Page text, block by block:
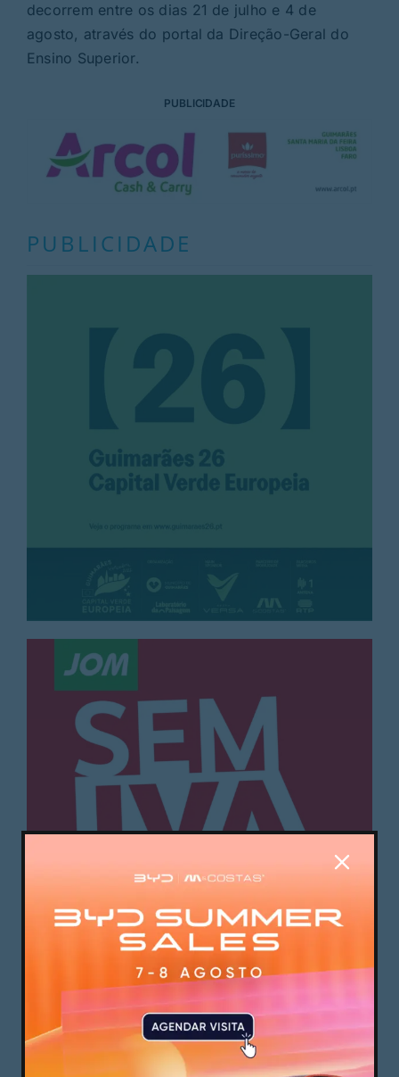
decorrem entre os dias 21 de julho e 4 de
agosto, através do portal da Direção-Geral do
Ensino Superior.
PUBLICIDADE
PUBLICIDADE